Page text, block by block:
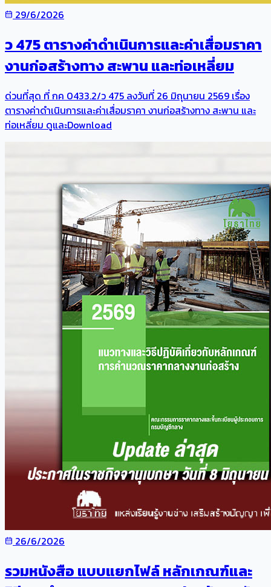
29/6/2026
ว 475 ตารางค่าดำเนินการและค่าเสื่อมราคา
งานก่อสร้างทาง สะพาน และท่อเหลี่ยม
ด่วนที่สุด ที่ กค 0433.2/ว 475 ลงวันที่ 26 มิถุนายน 2569 เรื่อง
ตารางค่าดำเนินการและค่าเสื่อมราคา งานก่อสร้างทาง สะพาน และ
ท่อเหลี่ยม ดูและDownload
26/6/2026
รวมหนังสือ แบบแยกไฟล์ หลักเกณฑ์และ